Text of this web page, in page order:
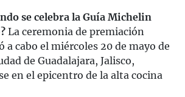
se celebra la Guía Michelin
La ceremonia de premiación
a cabo el miércoles 20 de mayo de
de Guadalajara, Jalisco,
en el epicentro de la alta cocina